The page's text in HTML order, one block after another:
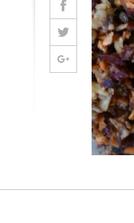
Partager sur
Partager sur Twitter
Partager sur Google +